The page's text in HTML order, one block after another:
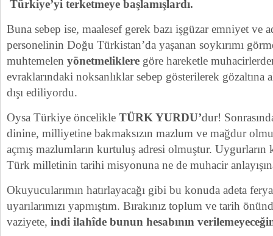
Türkiye’yi terketmeye başlamışlardı.
Buna sebep ise, maalesef gerek bazı işgüzar emniyet ve
personelinin Doğu Türkistan’da yaşanan soykırımı
muhtemelen yönetmeliklere göre hareketle
evraklarındaki noksanlıklar sebep gösterilerek gözaltına
dışı ediliyordu.
Oysa Türkiye öncelikle TÜRK YURDU’dur!
dinine, milliyetine bakmaksızın mazlum ve mağdur
açmış mazlumların kurtuluş adresi olmuştur. Uygurların
Türk milletinin tarihi misyonuna ne de muhacir
Okuyucularımın hatırlayacağı gibi bu konuda adeta
uyarılarımızı yapmıştım. Bırakınız toplum ve tarih
vaziyete, indi ilahîde bunun hesabının